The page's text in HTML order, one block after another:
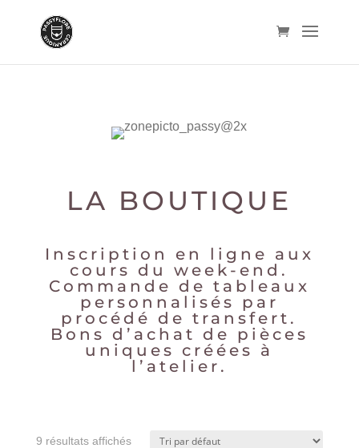
LA BOUTIQUE
Inscription en ligne aux
cours du week-end.
Commande de tableaux
personnalisés par
procédé de transfert.
Bons d’achat de pièces
uniques créées à
l’atelier.
9 résultats affichés